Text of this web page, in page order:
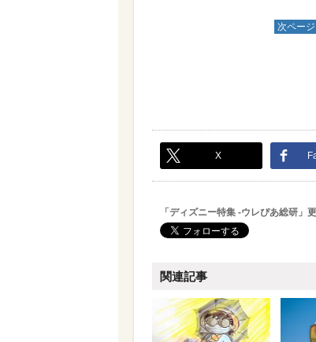
次ページ
X
「ディズニー特集 -ウレぴあ総研」
関連記事